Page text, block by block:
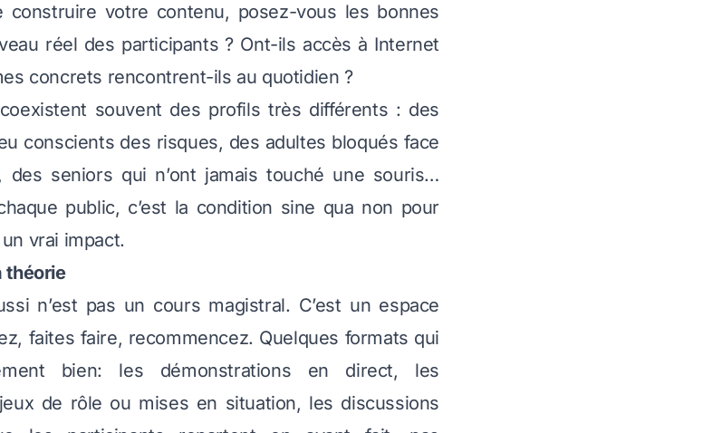
construire votre contenu, posez-vous les bonnes
réel des participants ? Ont-ils accès à Internet
concrets rencontrent-ils au quotidien ?
souvent des profils très différents : des
conscients des risques, des adultes bloqués face
des seniors qui n’ont jamais touché une souris…
public, c’est la condition sine qua non pour
vrai impact.
théorie
n’est pas un cours magistral. C’est un espace
faites faire, recommencez. Quelques formats qui
bien: les démonstrations en direct, les
de rôle ou mises en situation, les discussions